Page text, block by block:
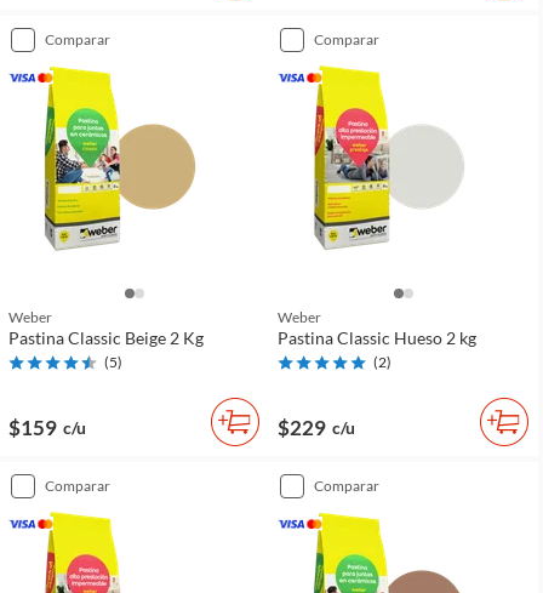
comparar
Weber
Pastina Classic Beige 2 Kg
(5)
$159 c/u
comparar
Weber
Pastina Classic Hueso 2 kg
(2)
$229 c/u
comparar comparar